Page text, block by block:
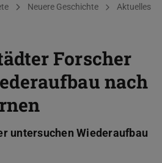
Neuere Geschichte Aktuelles
Forscher
nach
untersuchen Wiederaufbau